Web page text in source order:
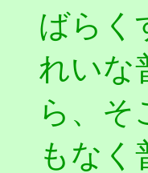
ばらく
れいな
ら、そ
もなく